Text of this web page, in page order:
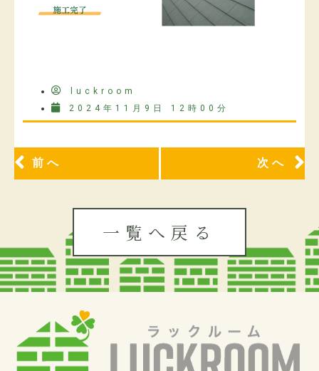
luckroom
2024年11月9日 12時00分
前へ 次へ
一覧へ戻る